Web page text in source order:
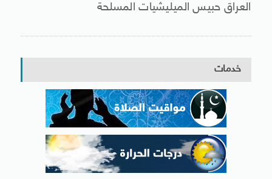
العراق حبيس الميليشيات المسلحة
خدمات